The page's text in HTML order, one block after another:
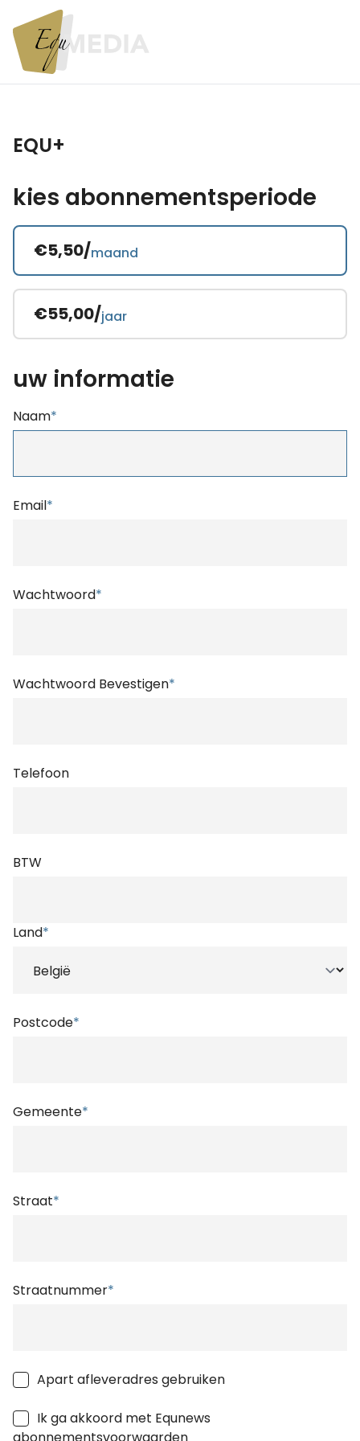
EQU+
kies abonnementsperiode
€5,50/maand
€55,00/jaar
uw informatie
Naam*
Email*
Wachtwoord*
Wachtwoord Bevestigen*
Telefoon
BTW
Land*
Postcode*
Gemeente*
Straat*
Straatnummer*
Apart afleveradres gebruiken
Ik ga akkoord met Equnews